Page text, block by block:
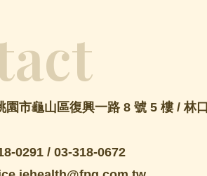
園市龜山區復興一路 8 號 5 樓 / 林
0291 / 03-318-0672